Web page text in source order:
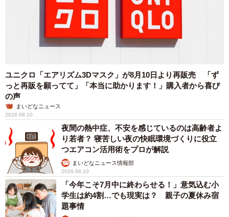
ユニクロ「エアリズム3Dマスク」が8月10日より再販売 「ず
っと再販を願ってて」「本当に助かります！」購入者から喜び
の声
まいどなニュース
2026.08.10
夜間の熱中症、不安を感じているのは高齢者よ
り若者？ 寝苦しい夜の快眠環境づくりに役立
つエアコン活用術をプロが解説
まいどなニュース情報部
2026.08.10
「今年こそ7月中に終わらせる！」意気込む小
学生は約4割…でも現実は？ 親子の夏休み宿
題事情